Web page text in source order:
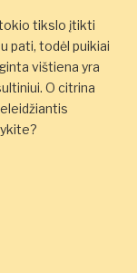
tikslo įtikti
pati, todėl puikiai
vištiena yra
O citrina